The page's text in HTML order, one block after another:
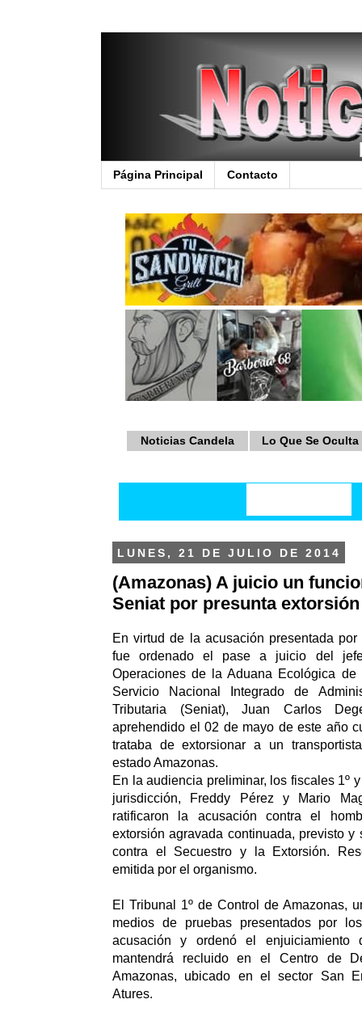
Página Principal Contacto
Noticias Candela Lo Que Se Oculta
LUNES, 21 DE JULIO DE 2014
(Amazonas) A juicio un
Seniat por presunta extorsión
En virtud de la acusación presentada
fue ordenado el pase a juicio del
Operaciones de la Aduana Ecológica de
Servicio Nacional Integrado de
Tributaria (Seniat), Juan Carlos
aprehendido el 02 de mayo de este año
trataba de extorsionar a un
estado Amazonas.
En la audiencia preliminar, los fiscales 1º
jurisdicción, Freddy Pérez y Mario
ratificaron la acusación contra el
extorsión agravada continuada, previsto
contra el Secuestro y la Extorsión.
emitida por el organismo.
El Tribunal 1º de Control de Amazonas,
medios de pruebas presentados por
acusación y ordenó el
mantendrá recluido en el Centro de
Amazonas, ubicado en el sector San
Atures.